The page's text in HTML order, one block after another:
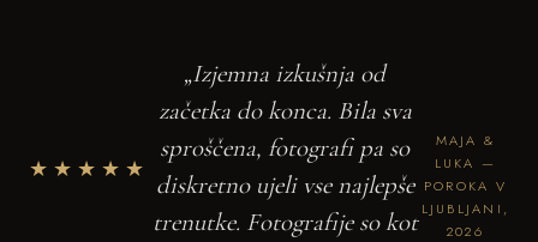
★★★★★
„Izjemna izkušnja od
začetka do konca. Bila sva
sproščena, fotografi pa so
diskretno ujeli vse najlepše
trenutke. Fotografije so kot
MAJA &
LUKA —
POROKA V
LJUBLJANI,
2026